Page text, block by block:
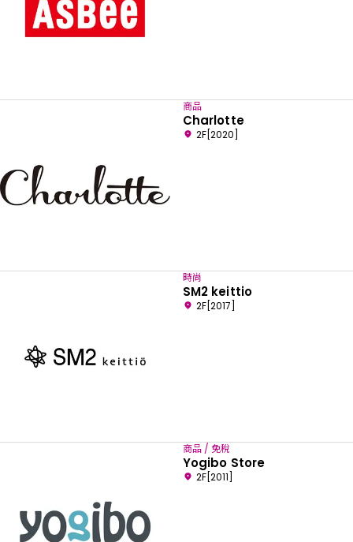
商品
Charlotte
2F[2020]
時尚
SM2 keittio
2F[2017]
商品 / 免稅
Yogibo Store
2F[2011]